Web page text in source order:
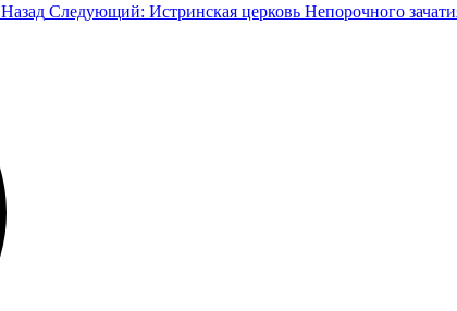
Назад Следующий: Истринская церковь Непорочного